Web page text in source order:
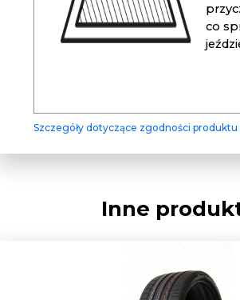
co
Szczegóły dotyczące zgodności produktu
Inne